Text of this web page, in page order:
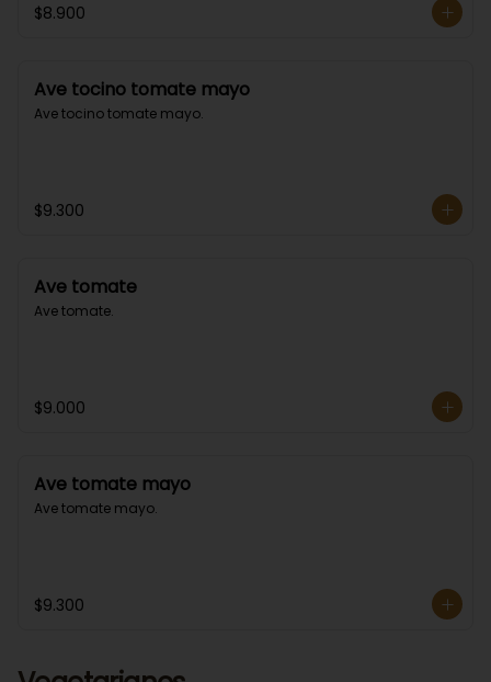
$8.900
Ave tocino tomate mayo
Ave tocino tomate mayo.
$9.300
Ave tomate
Ave tomate.
$9.000
Ave tomate mayo
Ave tomate mayo.
$9.300